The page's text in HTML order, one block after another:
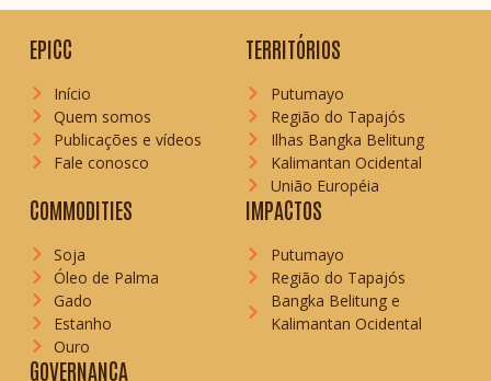
EPICC
Início
Quem somos
Publicações e vídeos
Fale conosco
TERRITÓRIOS
Putumayo
Região do Tapajós
Ilhas Bangka Belitung
Kalimantan Ocidental
União Européia
COMMODITIES
Soja
Óleo de Palma
Gado
Estanho
Ouro
IMPACTOS
Putumayo
Região do Tapajós
Bangka Belitung e
Kalimantan Ocidental
GOVERNANÇA